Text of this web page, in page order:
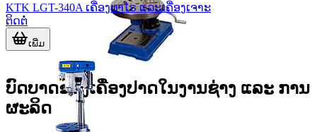
ບົດບາດຂອງເຄື່ອງປາດໃນງານຊ່າງ ແລະ ການ
ຜະລິດ
KTK LGT-340A ເຄື່ອງ​ທາ​ໂຣ ແລະ​ເຄື່ອງ​ເຈາະ
ຕິດຕໍ່
ເພີ່ມ